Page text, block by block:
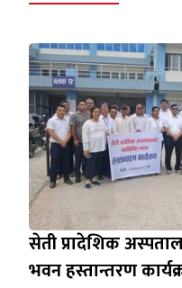
सेती प्रादेशिक
भवन हस्तान्तरण